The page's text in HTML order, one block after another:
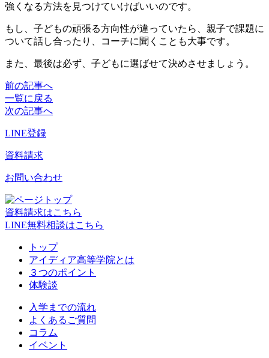
強くなる方法を見つけていけばいいのです。
もし、子どもの頑張る方向性が違っていたら、親子で課題に
ついて話し合ったり、コーチに聞くことも大事です。
また、最後は必ず、子どもに選ばせて決めさせましょう。
前の記事へ
一覧に戻る
次の記事へ
LINE登録
資料請求
お問い合わせ
資料請求はこちら
LINE無料相談はこちら
トップ
アイディア高等学院とは
３つのポイント
体験談
入学までの流れ
よくあるご質問
コラム
イベント